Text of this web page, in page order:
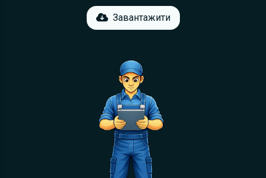
Завантажити